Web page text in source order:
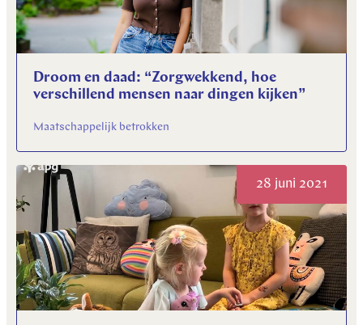
Droom en daad: “Zorgwekkend, hoe
verschillend mensen naar dingen kijken”
Maatschappelijk betrokken
28 juni 2021